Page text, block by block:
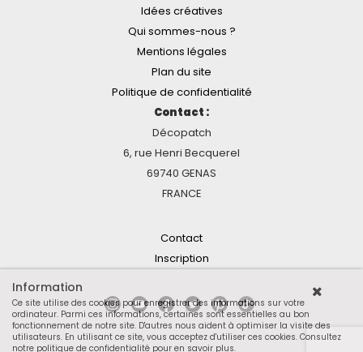
Idées créatives
Qui sommes-nous ?
Mentions légales
Plan du site
Politique de confidentialité
Contact :
Décopatch
6, rue Henri Becquerel
69740 GENAS
FRANCE
Contact
Inscription
Information
Ce site utilise des cookies pour enregistrer des informations sur votre
ordinateur. Parmi ces informations, certaines sont essentielles au bon
fonctionnement de notre site. D'autres nous aident à optimiser la visite des
utilisateurs. En utilisant ce site, vous acceptez d'utiliser ces cookies. Consultez
notre politique de confidentialité pour en savoir plus.